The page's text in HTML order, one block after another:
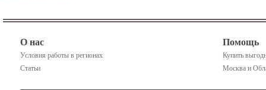
О нас
Условия работы в регионах
Статьи
Помощь
Купить
Москва и